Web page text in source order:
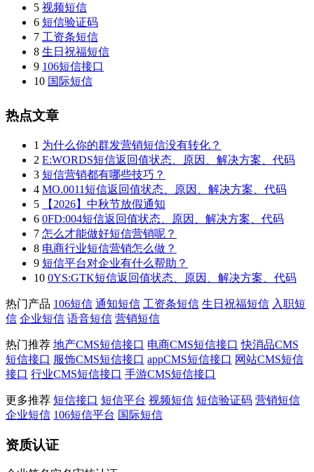
5 视频短信
6 短信验证码
7 工资条短信
8 生日祝福短信
9 106短信接口
10 国际短信
热点文章
1 为什么你的群发营销短信没有转化？
2 E:WORDS短信返回值状态、原因、解决方案、代码
3 短信营销都有哪些技巧？
4 MO.0011短信返回值状态、原因、解决方案、代码
5
【2026】中秋节放假通知
6 0FD:004短信返回值状态、原因、解决方案、代码
7 怎么才能做好短信营销呢？
8 电商行业短信营销怎么做？
9 短信平台对企业有什么帮助？
10 0YS:GTK短信返回值状态、原因、解决方案、代码
热门产品 106短信 通知短信 工资条短信 生日祝福短信 入职短
信 企业短信 语音短信 营销短信
热门推荐 地产CMS短信接口 电商CMS短信接口 快消品CMS
短信接口 服饰CMS短信接口 appCMS短信接口 网站CMS短信
接口 行业CMS短信接口 手游CMS短信接口
更多推荐 短信接口 短信平台 视频短信 短信验证码 营销短信
企业短信 106短信平台 国际短信
资质认证